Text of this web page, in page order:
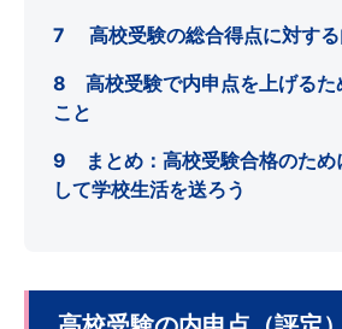
7 高校受験の総合得点に対する
8 高校受験で内申点を上げるた
こと
9 まとめ：高校受験合格のため
して学校生活を送ろう